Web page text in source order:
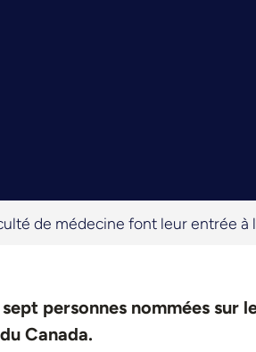
de médecine font leur entrée à
personnes nommées sur
Canada.